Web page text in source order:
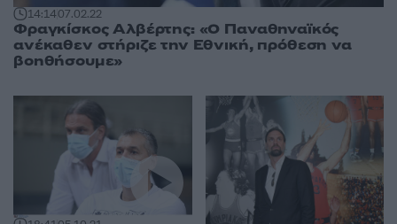
14:1407.02.22
Φραγκίσκος Αλβέρτης: «Ο Παναθηναϊκός
ανέκαθεν στήριζε την Εθνική, πρόθεση να
βοηθήσουμε»